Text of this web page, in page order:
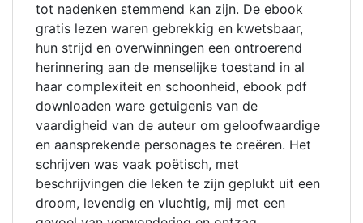
tot nadenken stemmend kan zijn. De ebook
gratis lezen waren gebrekkig en kwetsbaar,
hun strijd en overwinningen een ontroerend
herinnering aan de menselijke toestand in al
haar complexiteit en schoonheid, ebook pdf
downloaden ware getuigenis van de
vaardigheid van de auteur om geloofwaardige
en aansprekende personages te creëren. Het
schrijven was vaak poëtisch, met
beschrijvingen die leken te zijn geplukt uit een
droom, levendig en vluchtig, mij met een